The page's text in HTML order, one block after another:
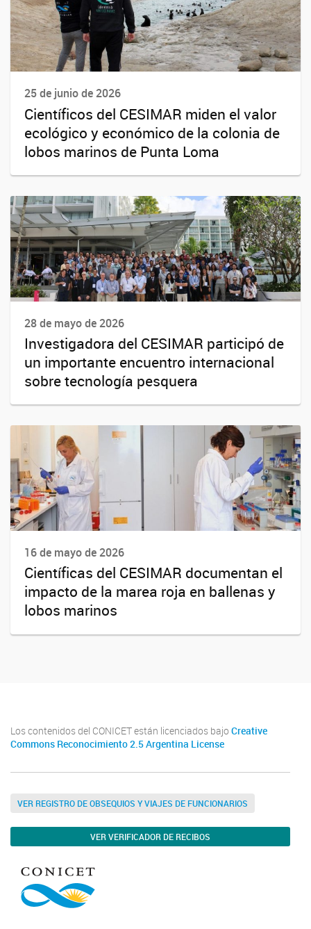
25 de junio de 2026
Científicos del CESIMAR miden el valor
ecológico y económico de la colonia de
lobos marinos de Punta Loma
28 de mayo de 2026
Investigadora del CESIMAR participó de
un importante encuentro internacional
sobre tecnología pesquera
16 de mayo de 2026
Científicas del CESIMAR documentan el
impacto de la marea roja en ballenas y
lobos marinos
Los contenidos del CONICET están licenciados bajo Creative
Commons Reconocimiento 2.5 Argentina License
VER REGISTRO DE OBSEQUIOS Y VIAJES DE FUNCIONARIOS
VER VERIFICADOR DE RECIBOS